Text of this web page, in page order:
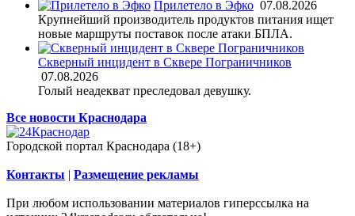
Прилетело в Эфко 07.08.2026
Крупнейший производитель продуктов питания ищет
новые маршруты поставок после атаки БПЛА.
Скверный инцидент в Сквере Пограничников
07.08.2026
Голый неадекват преследовал девушку.
Все новости Краснодара
Городской портал Краснодара (18+)
Контакты | Размещение рекламы
При любом использовании материалов гиперссылка на